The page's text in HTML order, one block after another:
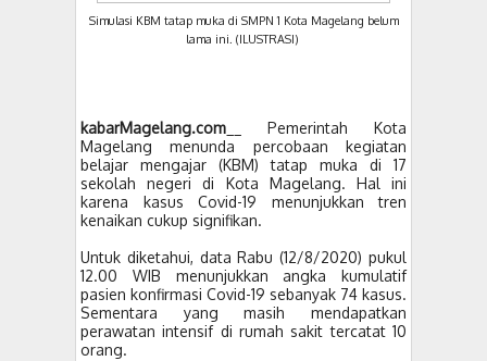
Simulasi KBM tatap muka di SMPN 1 Kota Magelang belum
lama ini. (ILUSTRASI)
kabarMagelang.com __ Pemerintah Kota
Magelang menunda percobaan kegiatan
belajar mengajar (KBM) tatap muka di 17
sekolah negeri di Kota Magelang. Hal ini
karena kasus Covid-19 menunjukkan tren
kenaikan cukup signifikan.
Untuk diketahui, data Rabu (12/8/2020) pukul
12.00 WIB menunjukkan angka kumulatif
pasien konfirmasi Covid-19 sebanyak 74 kasus.
Sementara yang masih mendapatkan
perawatan intensif di rumah sakit tercatat 10
orang.